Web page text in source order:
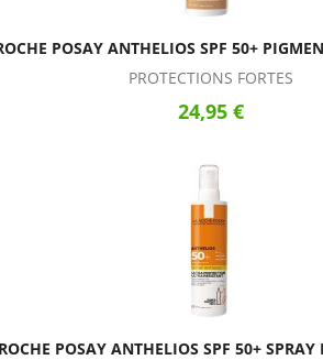
POSAY ANTHELIOS SPF 50+
PROTECTIONS FORTES
24,95 €
POSAY ANTHELIOS SPF 50+